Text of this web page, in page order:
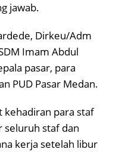
jawab.
Dirkeu/Adm
Imam Abdul
pasar, para
PUD Pasar Medan.
kehadiran para staf
seluruh staf dan
kerja setelah libur